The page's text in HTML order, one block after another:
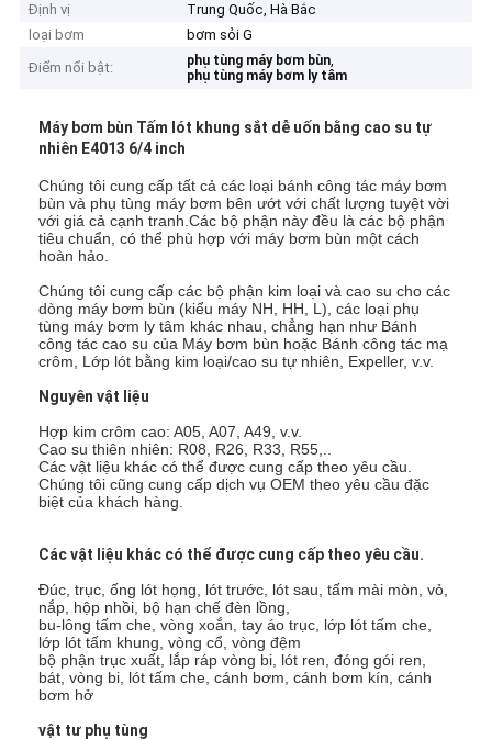
Định vị
Trung Quốc, Hà Bắc
loại bơm
bơm sỏi G
Điểm nổi bật:
phụ tùng máy bơm bùn,
phụ tùng máy bơm ly tâm
Máy bơm bùn Tấm lót khung sắt dễ uốn bằng cao su tự
nhiên E4013 6/4 inch
Chúng tôi cung cấp tất cả các loại bánh công tác máy bơm
bùn và phụ tùng máy bơm bên ướt với chất lượng tuyệt vời
với giá cả cạnh tranh.Các bộ phận này đều là các bộ phận
tiêu chuẩn, có thể phù hợp với máy bơm bùn một cách
hoàn hảo.
Chúng tôi cung cấp các bộ phận kim loại và cao su cho các
dòng máy bơm bùn (kiểu máy NH, HH, L), các loại phụ
tùng máy bơm ly tâm khác nhau, chẳng hạn như Bánh
công tác cao su của Máy bơm bùn hoặc Bánh công tác mạ
crôm, Lớp lót bằng kim loại/cao su tự nhiên, Expeller, v.v.
Nguyên vật liệu
Hợp kim crôm cao: A05, A07, A49, v.v.
Cao su thiên nhiên: R08, R26, R33, R55,..
Các vật liệu khác có thể được cung cấp theo yêu cầu.
Chúng tôi cũng cung cấp dịch vụ OEM theo yêu cầu đặc
biệt của khách hàng.
Các vật liệu khác có thể được cung cấp theo yêu cầu.
Đúc, trục, ống lót họng, lót trước, lót sau, tấm mài mòn, vỏ,
nắp, hộp nhồi, bộ hạn chế đèn lồng,
bu-lông tấm che, vòng xoắn, tay áo trục, lớp lót tấm che,
lớp lót tấm khung, vòng cổ, vòng đệm
bộ phận trục xuất, lắp ráp vòng bi, lót ren, đóng gói ren,
bát, vòng bi, lót tấm che, cánh bơm, cánh bơm kín, cánh
bơm hở
vật tư phụ tùng